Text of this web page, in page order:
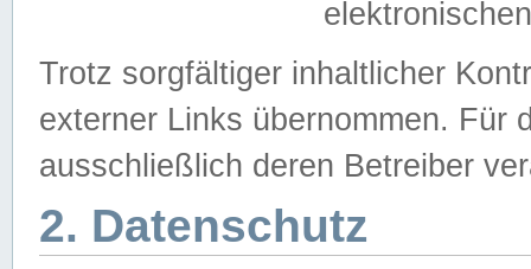
Trotz sorgfältiger inhaltlicher
externer Links übernommen. Für
ausschließlich deren Betreiber
2. Datenschutz